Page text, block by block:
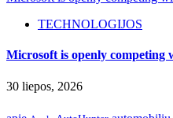
TECHNOLOGIJOS
Microsoft is openly
30 liepos, 2026